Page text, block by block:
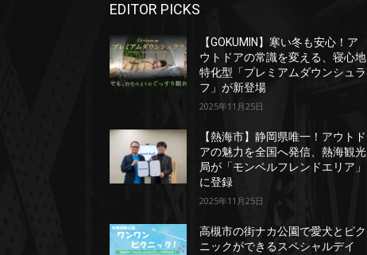
EDITOR PICKS
【GOKUMIN】寒い冬も安心！ア
ウトドアの常識を変える、寝心地
特化型「プレミアムダウンシュラ
フ」が新登場
2025年11月25日
【熱海市】静岡県唯一！アウトド
アの魅力を全国へ発信、熱海観光
局が「モンベルフレンドエリア」
に登録
2025年11月25日
高槻市の街ナカ公園で愛犬とピク
ニックができるスペシャルデイ